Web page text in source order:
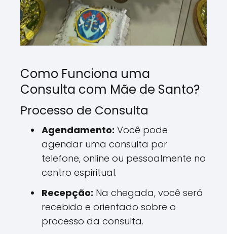
Como Funciona uma
Consulta com Mãe de Santo?
Processo de Consulta
Agendamento: Você pode
agendar uma consulta por
telefone, online ou pessoalmente no
centro espiritual.
Recepção: Na chegada, você será
recebido e orientado sobre o
processo da consulta.